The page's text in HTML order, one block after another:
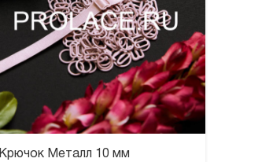
Крючок Металл 10 мм